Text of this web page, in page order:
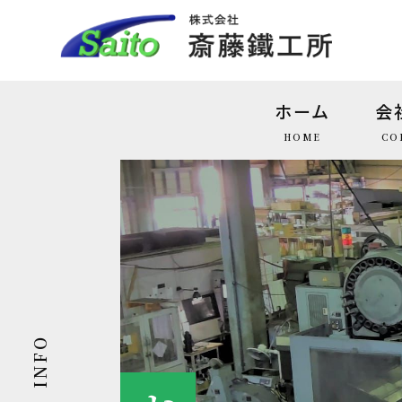
ホーム
HOME
会
INFO